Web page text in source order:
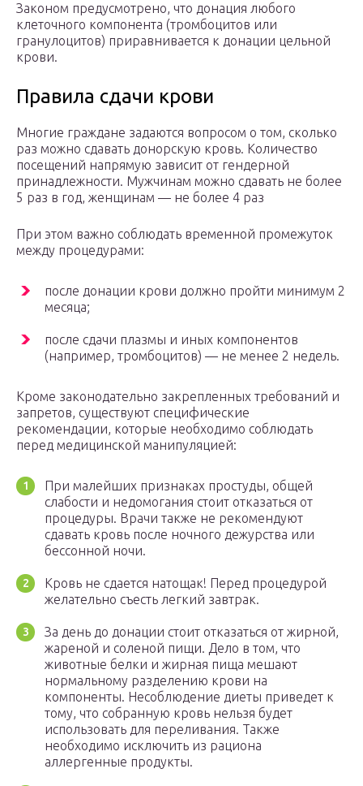
Законом предусмотрено, что донация любого
клеточного компонента (тромбоцитов или
гранулоцитов) приравнивается к донации цельной
крови.
Правила сдачи крови
Многие граждане задаются вопросом о том, сколько
раз можно сдавать донорскую кровь. Количество
посещений напрямую зависит от гендерной
принадлежности. Мужчинам можно сдавать не более
5 раз в год, женщинам — не более 4 раз
При этом важно соблюдать временной промежуток
между процедурами:
после донации крови должно пройти минимум 2
месяца;
после сдачи плазмы и иных компонентов
(например, тромбоцитов) — не менее 2 недель.
Кроме законодательно закрепленных требований и
запретов, существуют специфические
рекомендации, которые необходимо соблюдать
перед медицинской манипуляцией:
При малейших признаках простуды, общей
слабости и недомогания стоит отказаться от
процедуры. Врачи также не рекомендуют
сдавать кровь после ночного дежурства или
бессонной ночи.
Кровь не сдается натощак! Перед процедурой
желательно съесть легкий завтрак.
За день до донации стоит отказаться от жирной,
жареной и соленой пищи. Дело в том, что
животные белки и жирная пища мешают
нормальному разделению крови на
компоненты. Несоблюдение диеты приведет к
тому, что собранную кровь нельзя будет
использовать для переливания. Также
необходимо исключить из рациона
аллергенные продукты.